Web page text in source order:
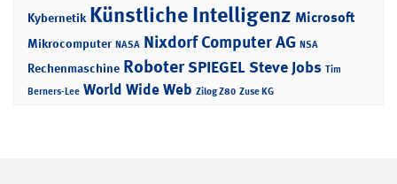
Kybernetik Künstliche Intelligenz Microsoft
Mikrocomputer NASA Nixdorf Computer AG NSA
Rechenmaschine RoboterSPIEGELSteve Jobs Tim
Berners-Lee World Wide Web Zilog Z80 Zuse KG